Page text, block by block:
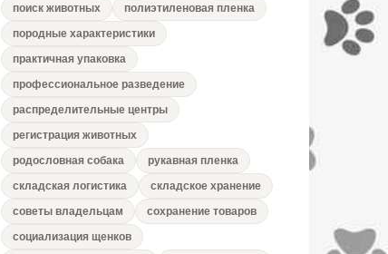
поиск животных
полиэтиленовая пленка
породные характеристики
практичная упаковка
профессиональное разведение
распределительные центры
регистрация животных
родословная собака
рукавная пленка
складская логистика
складское хранение
советы владельцам
сохранение товаров
социализация щенков